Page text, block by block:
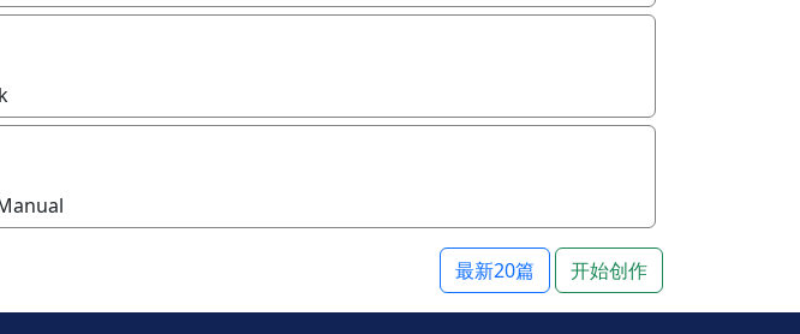
最新20篇 开始创作